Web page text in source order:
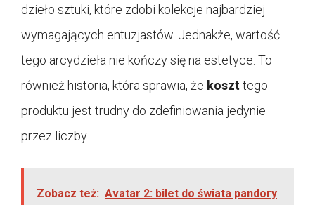
dzieło sztuki, które zdobi kolekcje najbardziej
wymagających entuzjastów. Jednakże, wartość
tego arcydzieła nie kończy się na estetyce. To
również historia, która sprawia, że koszttego
produktu jest trudny do zdefiniowania jedynie
przez liczby.
Zobacz też: Avatar 2: bilet do świata pandory